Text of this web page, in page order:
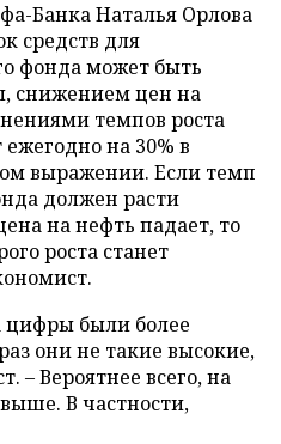
Банка Наталья Орлова
средств для
фонда может быть
снижением цен на
темпов роста
на 30% в
выражении. Если темп
должен расти
на нефть падает, то
роста станет
цифры были более
они не такие высокие,
– Вероятнее всего, на
В частности,